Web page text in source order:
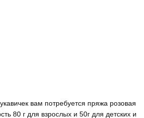
вам потребуется пряжа розовая
80 г для взрослых и 50г для детских и